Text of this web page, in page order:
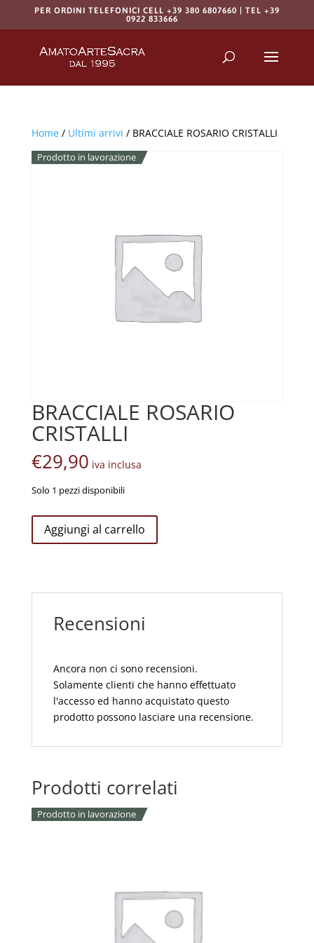
PER ORDINI TELEFONICI CELL +39 380 6807660 | TEL +39
0922 833666
Home/ Ultimi arrivi / BRACCIALE ROSARIO CRISTALLI
Prodotto in lavorazione
BRACCIALE ROSARIO
CRISTALLI
€29,90 iva inclusa
Solo 1 pezzi disponibili
BRACCIALE
ROSARIO
Aggiungi al carrello
Recensioni
Ancora non ci sono recensioni.
Solamente clienti che hanno effettuato
l'accesso ed hanno acquistato questo
prodotto possono lasciare una recensione.
Prodotti correlati
Prodotto in lavorazione